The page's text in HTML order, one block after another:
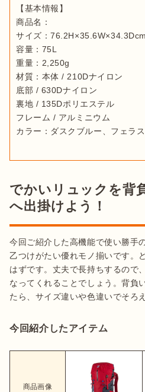
【基本情報】
商品名：
サイズ：76.2H×35.6W×34.3Dcm
容量：75L
重量：2,250g
材質：本体 / 210Dナイロン
底部 / 630Dナイロン
裏地 / 135Dポリエステル
フレーム / アルミニウム
カラー：ダスクブルー、フェラ
でかいリュックを背
へ出掛けよう！
今回ご紹介した高機能で使い勝手
乙つけがたい優れモノ揃いです。
はずです。丈夫で長持ちするので
なってくれることでしょう。背負
今回紹介したアイテム
商品画像